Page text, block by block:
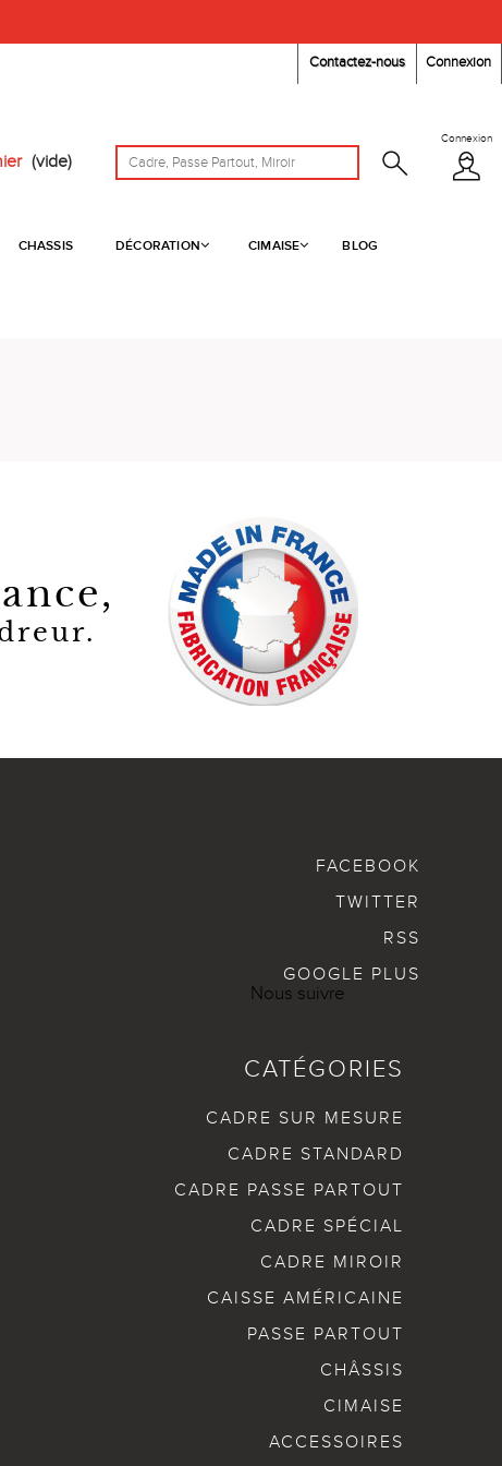
Connexion
Contactez-nous
Connexion
(vide)
CHASSIS DÉCORATION CIMAISE BLOG
FACEBOOK
TWITTER
RSS
GOOGLE PLUS
Nous suivre
CATÉGORIES
CADRE SUR MESURE
CADRE STANDARD
CADRE PASSE PARTOUT
CADRE SPÉCIAL
CADRE MIROIR
CAISSE AMÉRICAINE
PASSE PARTOUT
CHÂSSIS
CIMAISE
ACCESSOIRES